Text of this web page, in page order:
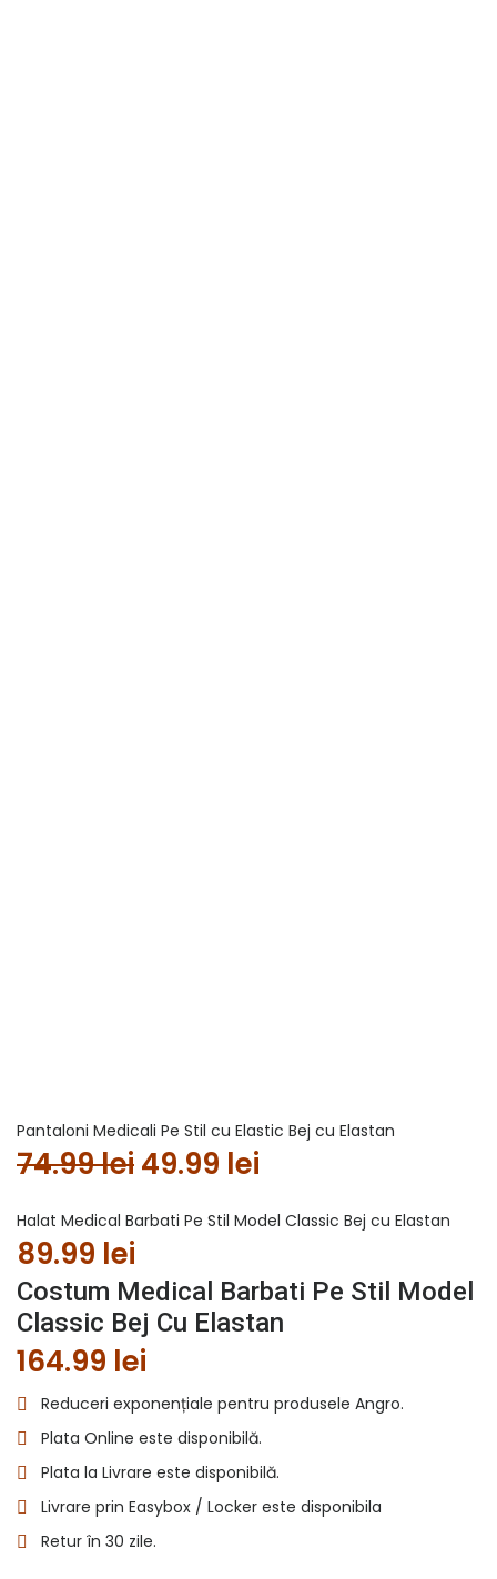
Pantaloni Medicali Pe Stil cu Elastic Bej cu Elastan
74.99leiPrețul
inițial
fost:
74.99 lei.
49.99 lei
curent
49.99 lei.
Halat Medical Barbati Pe Stil Model Classic Bej cu Elastan
89.99 lei
Costum Medical Barbati Pe Stil Model
Classic Bej Cu Elastan
164.99 lei
Reduceri exponențiale pentru produsele Angro.
Plata Online este disponibilă.
Plata la Livrare este disponibilă.
Livrare prin Easybox / Locker este disponibila
Retur în 30 zile.